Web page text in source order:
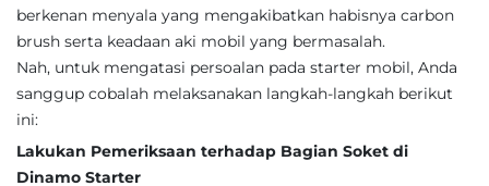
berkenan menyala yang mengakibatkan habisnya carbon
brush serta keadaan aki mobil yang bermasalah.
Nah, untuk mengatasi persoalan pada starter mobil, Anda
sanggup cobalah melaksanakan langkah-langkah berikut
ini:
Lakukan Pemeriksaan terhadap Bagian Soket di
Dinamo Starter